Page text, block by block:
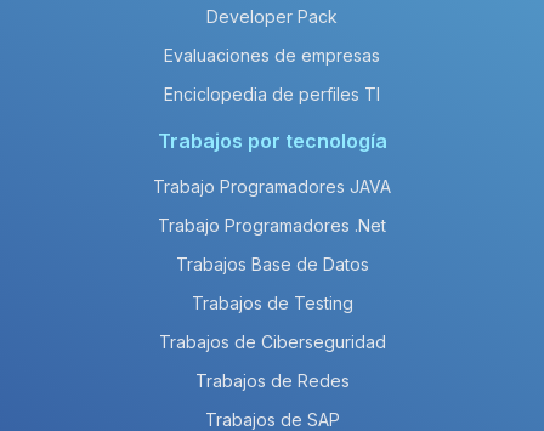
Developer Pack
Evaluaciones de empresas
Enciclopedia de perfiles TI
Trabajos por tecnología
Trabajo Programadores JAVA
Trabajo Programadores .Net
Trabajos Base de Datos
Trabajos de Testing
Trabajos de Ciberseguridad
Trabajos de Redes
Trabajos de SAP